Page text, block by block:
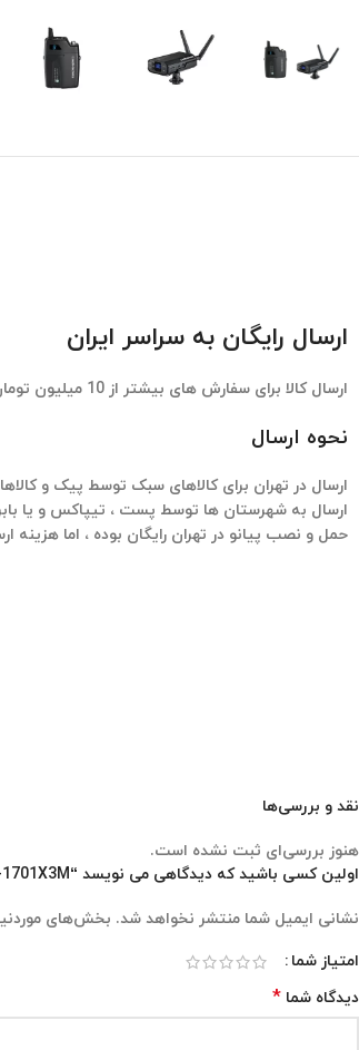
ارسال رایگان به سراسر ایران
ارسال کالا برای سفارش های بیشتر از 10 میلیون تومان به سراسر ایران رایگان میباشد
نحوه ارسال
ارسال در تهران برای کالاهای سبک توسط پیک و
ارسال به شهرستان ها توسط پست ، تیپاکس و یا
حمل و نصب پیانو در تهران رایگان بوده ، اما
نقد و بررسی‌ها
هنوز بررسی‌ای ثبت نشده است.
اولین کسی باشید که دیدگاهی می نویسد “Audio-Technica ATW-1701X3M”
نشانی ایمیل شما منتشر نخواهد شد. بخش‌های
امتیاز شما
دیدگاه شما *